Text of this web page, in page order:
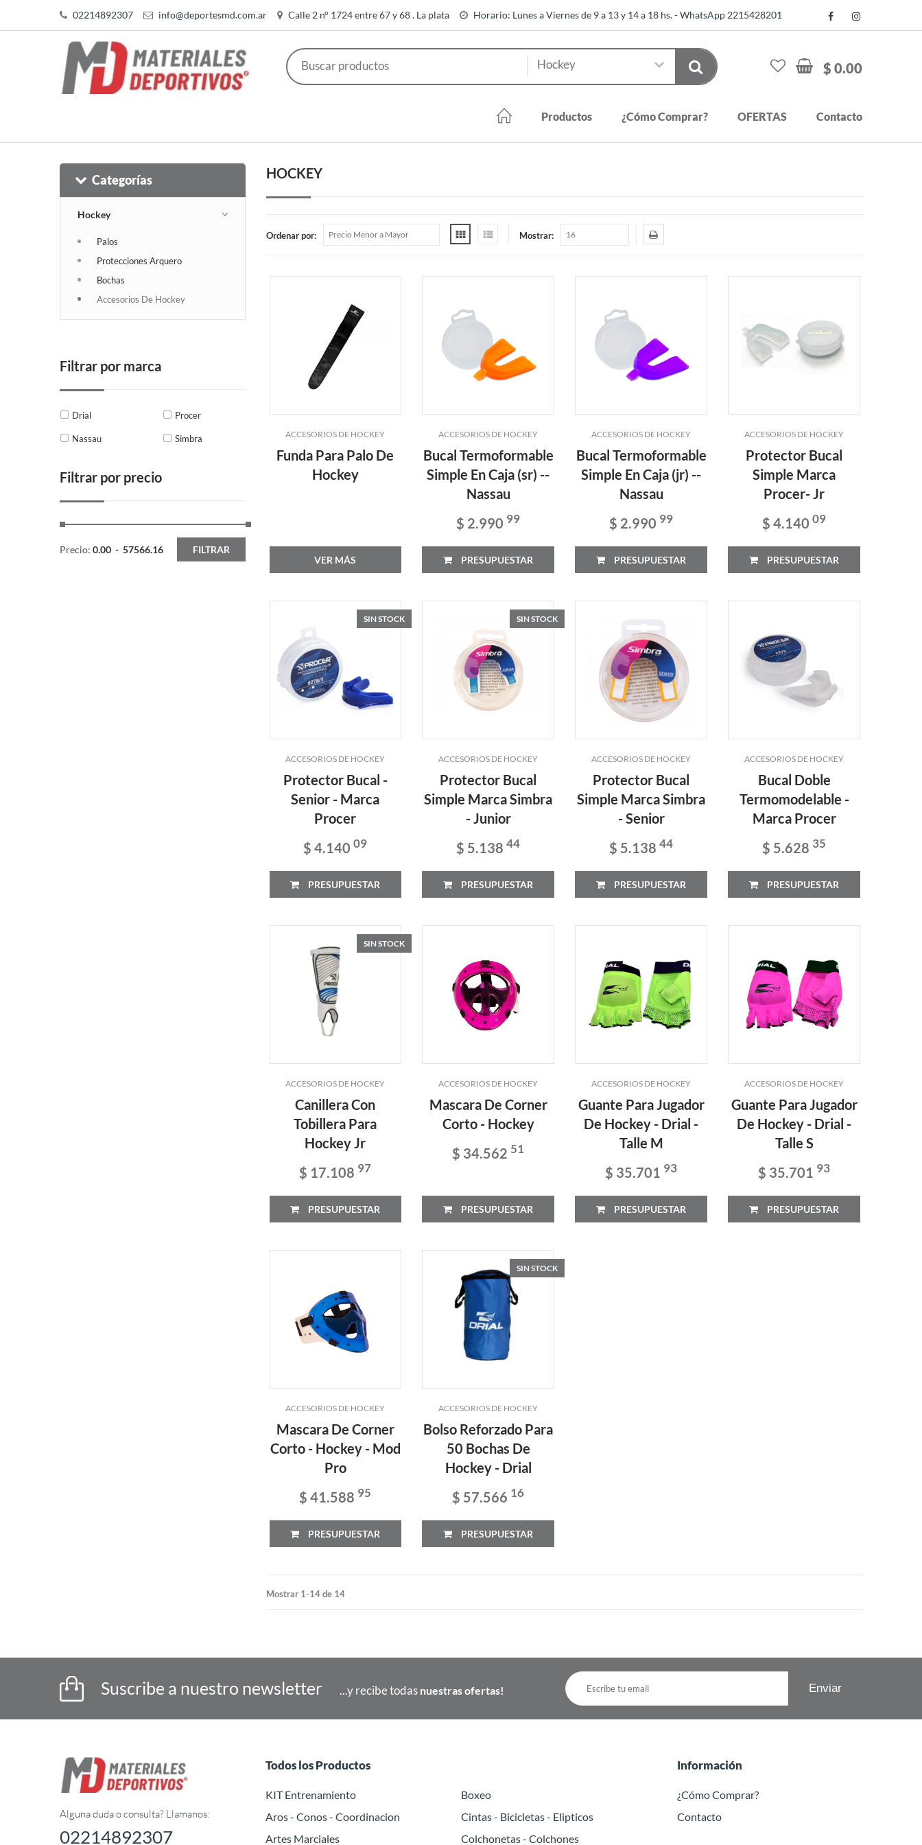
02214892307 info@deportesmd.com.ar Calle 2 n° 1724 entre 67 y 68 . La plata Horario: Lunes a Viernes de 9 a 13 y 14 a 18 hs. - WhatsApp 2215428201
$ 0.00
Productos ¿Cómo Comprar? OFERTAS Contacto
Categorías
Hockey
Palos
Protecciones Arquero
Bochas
Accesorios De Hockey
Filtrar por marca
Drial
Nassau
Procer
Simbra
Filtrar por precio
Precio: 0.00 - 57566.16 FILTRAR
HOCKEY
Ordenar por: Mostrar:
ACCESORIOS DE HOCKEY
Funda Para Palo De
Hockey
VER MÁS
ACCESORIOS DE HOCKEY
Bucal Termoformable
Simple En Caja (sr) --
Nassau
$ 2.990 99
PRESUPUESTAR
ACCESORIOS DE HOCKEY
Bucal Termoformable
Simple En Caja (jr) --
Nassau
$ 2.990 99
PRESUPUESTAR
ACCESORIOS DE HOCKEY
Protector Bucal
Simple Marca
Procer- Jr
$ 4.14009
PRESUPUESTAR
SIN STOCK
ACCESORIOS DE HOCKEY
Protector Bucal -
Senior - Marca
Procer
$ 4.14009
PRESUPUESTAR
SIN STOCK
ACCESORIOS DE HOCKEY
Protector Bucal
Simple Marca Simbra
- Junior
$ 5.13844
PRESUPUESTAR
ACCESORIOS DE HOCKEY
Protector Bucal
Simple Marca Simbra
- Senior
$ 5.13844
PRESUPUESTAR
ACCESORIOS DE HOCKEY
Bucal Doble
Termomodelable -
Marca Procer
$ 5.628 35
PRESUPUESTAR
SIN STOCK
ACCESORIOS DE HOCKEY
Canillera Con
Tobillera Para
Hockey Jr
$ 17.108 97
PRESUPUESTAR
ACCESORIOS DE HOCKEY
Mascara De Corner
Corto - Hockey
$ 34.562 51
PRESUPUESTAR
ACCESORIOS DE HOCKEY
Guante Para Jugador
De Hockey - Drial -
Talle M
$ 35.701 93
PRESUPUESTAR
ACCESORIOS DE HOCKEY
Guante Para Jugador
De Hockey - Drial -
Talle S
$ 35.701 93
PRESUPUESTAR
ACCESORIOS DE HOCKEY
Mascara De Corner
Corto - Hockey - Mod
Pro
$ 41.588 95
PRESUPUESTAR
SIN STOCK
ACCESORIOS DE HOCKEY
Bolso Reforzado Para
50 Bochas De
Hockey - Drial
$ 57.566 16
PRESUPUESTAR
Mostrar 1-14 de 14
Suscribe a nuestro newsletter ...y recibe todas nuestras ofertas!
Alguna duda o consulta? Llamanos:
02214892307
Todos los Productos
KIT Entrenamiento
Aros - Conos - Coordinacion
Artes Marciales
Boxeo
Cintas - Bicicletas - Elipticos
Colchonetas - Colchones
Información
¿Cómo Comprar?
Contacto